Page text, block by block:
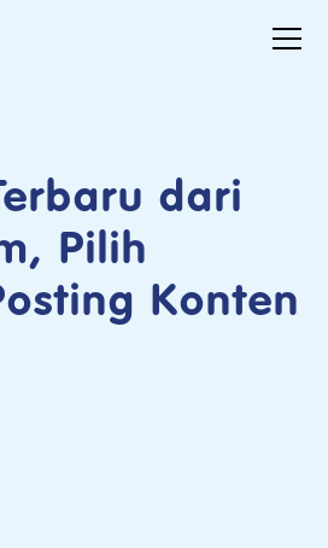
dari
Pilih
Konten